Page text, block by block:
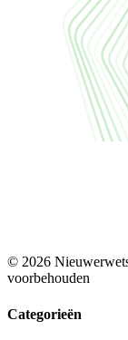
© 2026
voorbehouden
Categorieën